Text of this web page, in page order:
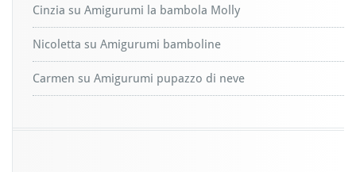
Cinzia su Amigurumi la bambola Molly
Nicoletta su Amigurumi bamboline
Carmen su Amigurumi pupazzo di neve